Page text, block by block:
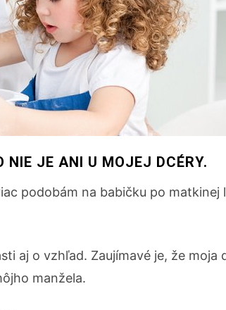
JE ANI U MOJEJ DCÉRY.
podobám na babičku po matkinej
aj o vzhľad. Zaujímavé je, že moja
manžela.